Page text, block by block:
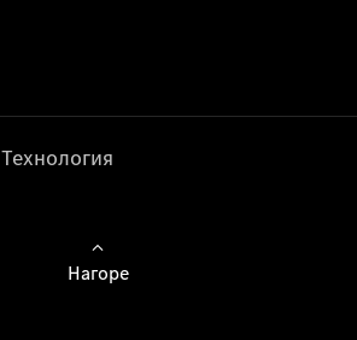
Технология
Нагоре